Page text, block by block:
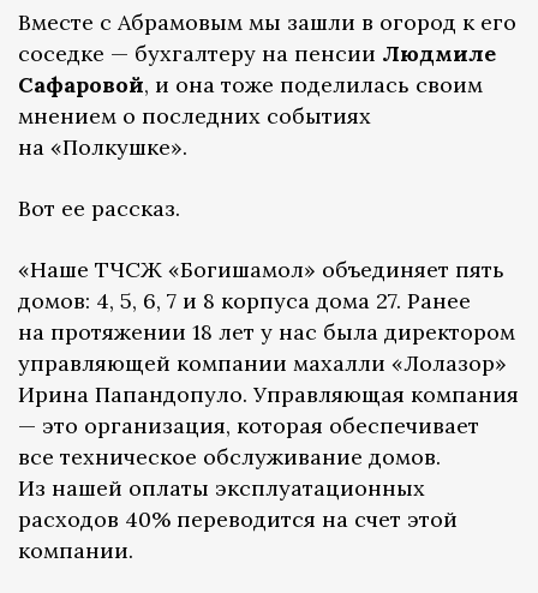
Вместе с Абрамовым мы зашли в огород к его
соседке — бухгалтеру на пенсии Людмиле
Сафаровой, и она тоже поделилась своим
мнением о последних событиях
на «Полкушке».
Вот ее рассказ.
«Наше ТЧСЖ «Богишамол» объединяет пять
домов: 4, 5, 6, 7 и 8 корпуса дома 27. Ранее
на протяжении 18 лет у нас была директором
управляющей компании махалли «Лолазор»
Ирина Папандопуло. Управляющая компания
— это организация, которая обеспечивает
все техническое обслуживание домов.
Из нашей оплаты эксплуатационных
расходов 40% переводится на счет этой
компании.